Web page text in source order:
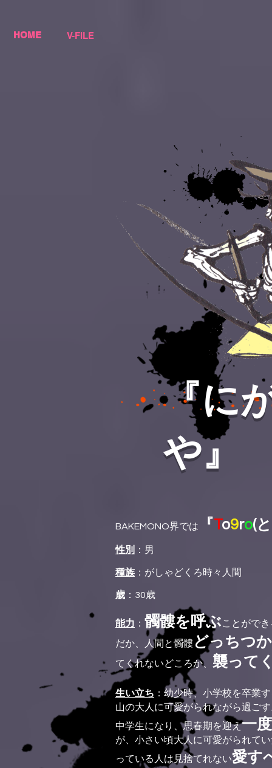
HOME V-FILE
『に
や』
BAKEMONO界では 『To9ro(
性別 ：男
種族 ：がしゃどくろ時々人間
歳 ：30歳
能力 ： 髑髏を呼ぶことがで
だか、人間と髑髏 どっちつ
てくれないどころか、 襲って
生い立ち ：幼少時、小学校を卒業
山の大人に可愛がられながら過ご
中学生になり、思春期を迎え一
が、小さい頃大人に可愛がられて
っている人は見捨てれない愛す